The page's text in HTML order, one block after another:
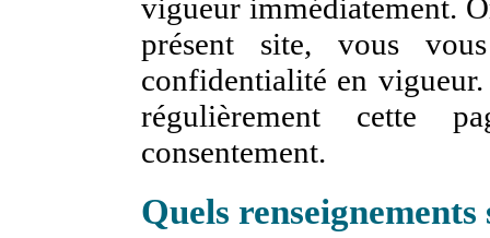
vigueur immédiatement.
présent site, vous
confidentialité en
régulièrement cette
consentement.
Quels